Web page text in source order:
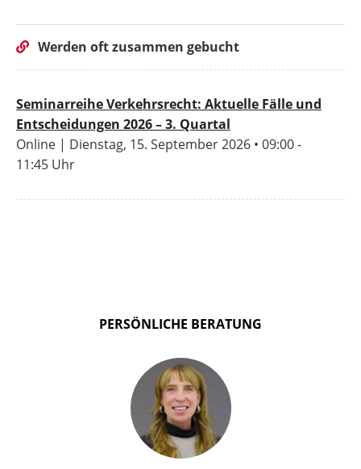
Werden oft zusammen gebucht
Seminarreihe Verkehrsrecht: Aktuelle Fälle und
Entscheidungen 2026 – 3. Quartal
Online | Dienstag, 15. September 2026 • 09:00 -
11:45 Uhr
PERSÖNLICHE BERATUNG